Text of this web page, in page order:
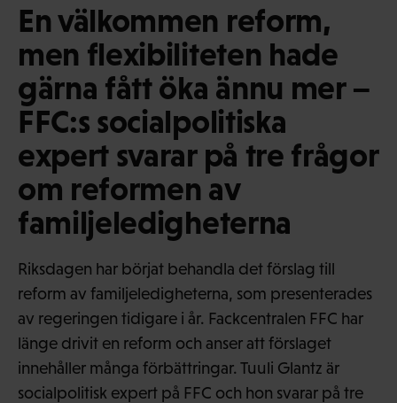
En välkommen reform,
men flexibiliteten hade
gärna fått öka ännu mer –
FFC:s socialpolitiska
expert svarar på tre frågor
om reformen av
familjeledigheterna
Riksdagen har börjat behandla det förslag till
reform av familjeledigheterna, som presenterades
av regeringen tidigare i år. Fackcentralen FFC har
länge drivit en reform och anser att förslaget
innehåller många förbättringar. Tuuli Glantz är
socialpolitisk expert på FFC och hon svarar på tre